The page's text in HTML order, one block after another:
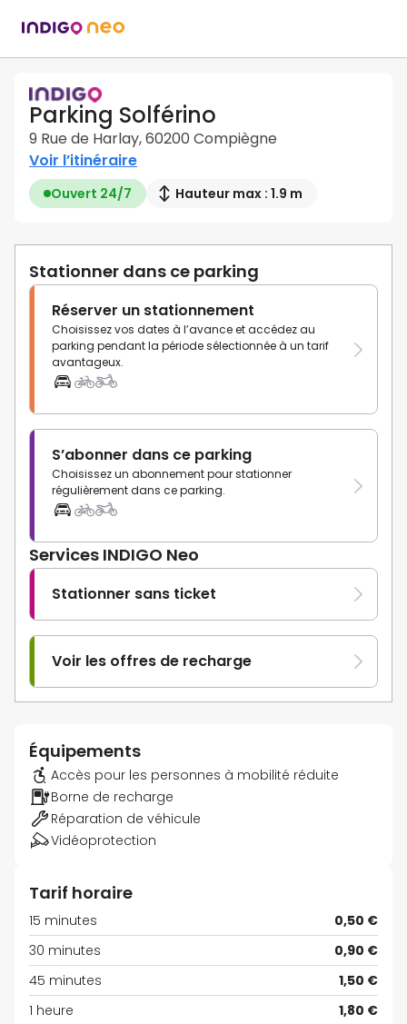
Parking Solférino
9 Rue de Harlay, 60200 Compiègne
Voir l’itinéraire
Ouvert 24/7 Hauteur max : 1.9 m
Stationner dans ce parking
Réserver un stationnement
Choisissez vos dates à l’avance et accédez au
parking pendant la période sélectionnée à un tarif
avantageux.
S’abonner dans ce parking
Choisissez un abonnement pour stationner
régulièrement dans ce parking.
Services INDIGO Neo
Stationner sans ticket
Voir les offres de recharge
Équipements
Accès pour les personnes à mobilité réduite
Borne de recharge
Réparation de véhicule
Vidéoprotection
Tarif horaire
15 minutes
0,50 €
30 minutes
0,90 €
45 minutes
1,50 €
1 heure
1,80 €